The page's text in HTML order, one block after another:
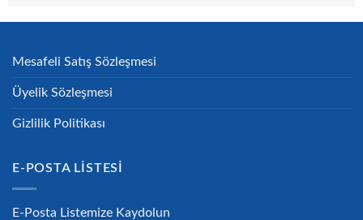
Mesafeli Satış Sözleşmesi
Üyelik Sözleşmesi
Gizlilik Politikası
E-POSTA LISTESI
E-Posta Listemize Kaydolun